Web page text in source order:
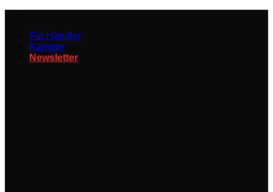
springenFür Händler
Karriere
Newsletter